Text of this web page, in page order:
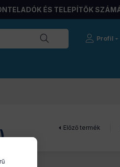
ÉS TELEPÍTŐK
Profil
Előző termék